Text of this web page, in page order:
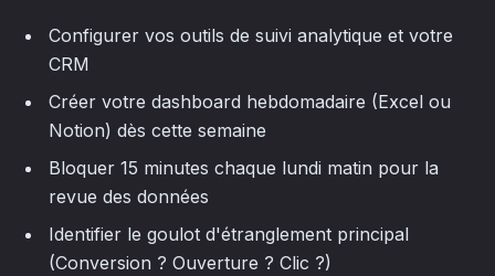
Configurer vos outils de suivi analytique et votre
CRM
Créer votre dashboard hebdomadaire (Excel ou
Notion) dès cette semaine
Bloquer 15 minutes chaque lundi matin pour la
revue des données
Identifier le goulot d'étranglement principal
(Conversion ? Ouverture ? Clic ?)